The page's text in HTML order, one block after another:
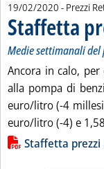
19/02/2020 - Prezzi
Staffetta
Medie settimanali
Ancora in calo,
alla pompa di
euro/litro (-4
euro/litro (-4) e
Lista allegati
Staffetta prezzi